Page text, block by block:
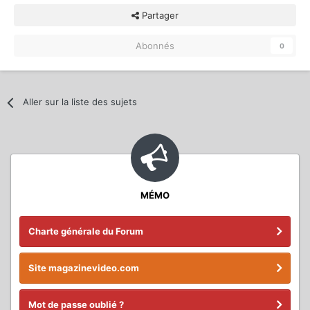
Partager
Abonnés 0
Aller sur la liste des sujets
MÉMO
Charte générale du Forum
Site magazinevideo.com
Mot de passe oublié ?